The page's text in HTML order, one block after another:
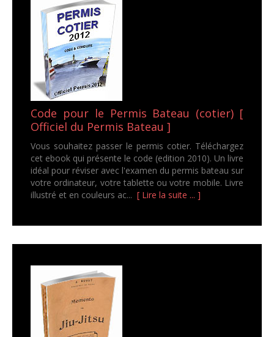
Code pour le Permis Bateau (cotier) [
Officiel du Permis Bateau ]
Vous souhaitez passer le permis cotier. Téléchargez
cet ebook qui présente le code (edition 2010). Un livre
idéal pour réviser avec l'examen du permis bateau sur
votre ordinateur, votre tablette ou votre mobile. Livre
illustré et en couleurs ac... [ Lire la suite ... ]